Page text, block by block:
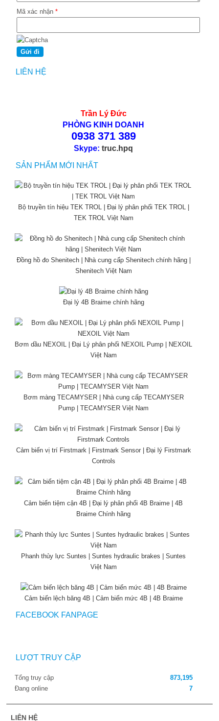
Mã xác nhận *
LIÊN HỆ
Trần Lý Đức
PHÒNG KINH DOANH
0938 371 389
Skype:truc.hpq
SẢN PHẨM MỚI NHẤT
Bộ truyền tín hiệu TEK TROL | Đại lý phân phối TEK TROL |
TEK TROL Việt Nam
Đồng hồ đo Shenitech | Nhà cung cấp Shenitech chính hãng |
Shenitech Việt Nam
Đại lý 4B Braime chính hãng
Bơm dầu NEXOIL | Đại Lý phân phối NEXOIL Pump | NEXOIL
Việt Nam
Bơm màng TECAMYSER | Nhà cung cấp TECAMYSER
Pump | TECAMYSER Việt Nam
Cảm biến vị trí Firstmark | Firstmark Sensor | Đại lý Firstmark
Controls
Cảm biến tiệm cận 4B | Đại lý phân phối 4B Braime | 4B
Braime Chính hãng
Phanh thủy lực Suntes | Suntes hydraulic brakes | Suntes
Việt Nam
Cảm biến lệch băng 4B | Cảm biến mức 4B | 4B Braime
FACEBOOK FANPAGE
LƯỢT TRUY CẬP
Tổng truy cập
873,195
Đang online
7
LIÊN HỆ